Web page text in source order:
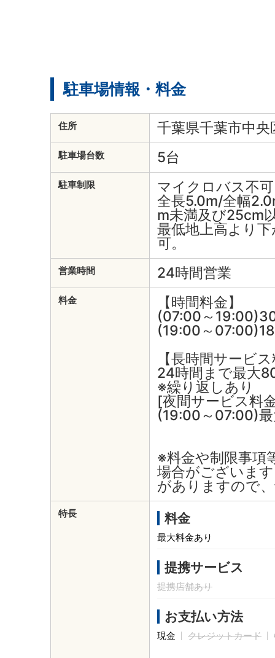
駐車場情報・料金
住所 千葉県千葉市中
駐車場台数 5台
駐車制限
マイクロバス不
全長5.0m/全幅
m未満及び25cm
最低地上高より
可。
営業時間 24時間営業
料金
【時間料金】
(07:00～
(19:00～
【長時間サービ
24時間まで最大
※繰り返しあり
[夜間サービス料
(19:00～07:00)
※料金や制限事項
場合がございま
がありますので
特長 料金
最大料金あり
提携サービス
提携店舗あり
お支払い方法
現金 クレジットカード